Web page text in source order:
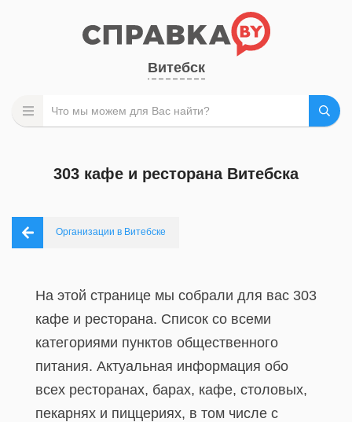
Витебск
303 кафе и ресторана Витебска
Организации в Витебске
На этой странице мы собрали для вас 303
кафе и ресторана. Список со всеми
категориями пунктов общественного
питания. Актуальная информация обо
всех ресторанах, барах, кафе, столовых,
пекарнях и пиццериях, в том числе с